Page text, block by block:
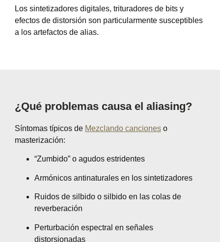
Los sintetizadores digitales, trituradores de bits y
efectos de distorsión son particularmente susceptibles
a los artefactos de alias.
¿Qué problemas causa el aliasing?
Síntomas típicos de Mezclando canciones o
masterización:
“Zumbido” o agudos estridentes
Armónicos antinaturales en los sintetizadores
Ruidos de silbido o silbido en las colas de
reverberación
Perturbación espectral en señales
distorsionadas